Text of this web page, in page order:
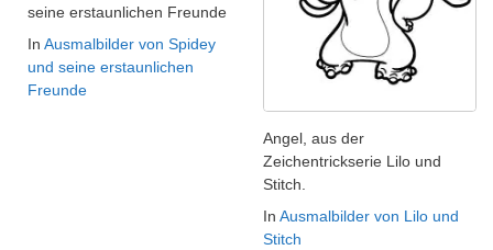
seine erstaunlichen Freunde
In Ausmalbilder von Spidey
und seine erstaunlichen
Freunde
Angel, aus der
Zeichentrickserie Lilo und
Stitch.
In Ausmalbilder von Lilo und
Stitch